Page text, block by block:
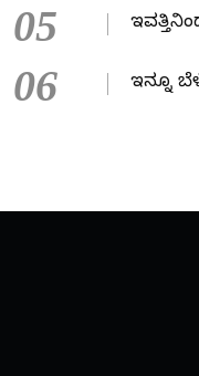
05
06 ಇನ್ನೂ